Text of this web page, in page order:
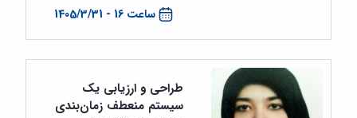
ساعت 16 - 1405/3/31
طراحی و ارزیابی یک
سیستم منعطف زمان‌بندی